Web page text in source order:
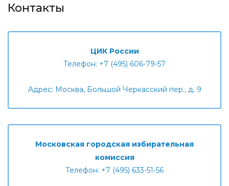
Контакты
ЦИК России
Телефон: +7 (495) 606-79-57
Адрес: Москва, Большой Черкасский пер., д. 9
Московская городская избирательная
комиссия
Телефон: +7 (495) 633-51-56